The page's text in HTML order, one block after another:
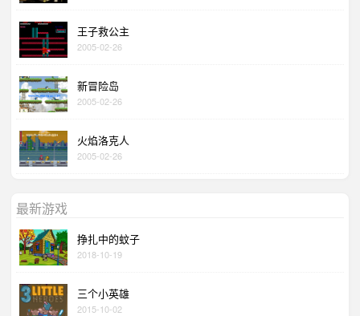
王子救公主
2005-02-26
新冒险岛
2005-02-26
火焰洛克人
2005-02-26
最新游戏
挣扎中的蚊子
2018-10-19
三个小英雄
2015-10-02